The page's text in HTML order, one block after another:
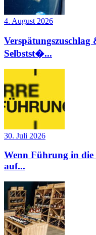
4. August 2026
Verspätungszuschlag
Selbstst�...
30. Juli 2026
Wenn Führung in
auf...